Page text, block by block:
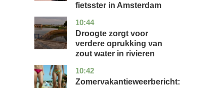
fietsster in Amsterdam
10:44
gelderland
nieuws
Droogte zorgt voor
verdere oprukking van
zout water in rivieren
10:42
utrecht
nieuws
Zomervakantieweerbericht: